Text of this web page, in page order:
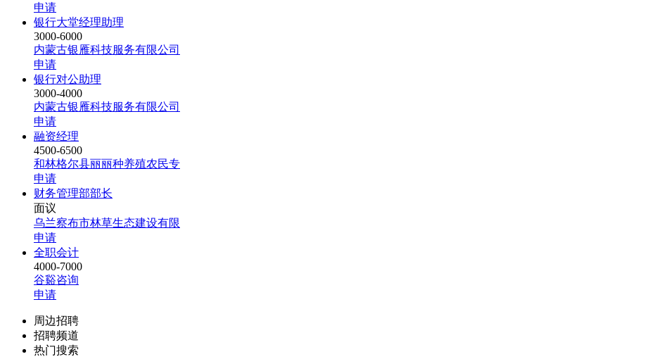
申请
银行大堂经理助理
3000-6000
内蒙古银雁科技服务有限公司
申请
银行对公助理
3000-4000
内蒙古银雁科技服务有限公司
申请
融资经理
4500-6500
和林格尔县丽丽种养殖农民专
申请
财务管理部部长
面议
乌兰察布市林草生态建设有限
申请
全职会计
4000-7000
谷谿咨询
申请
周边招聘
招聘频道
热门搜索